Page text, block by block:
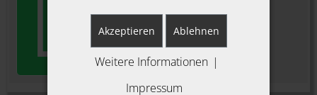
Akzeptieren Ablehnen
Weitere Informationen |
Impressum